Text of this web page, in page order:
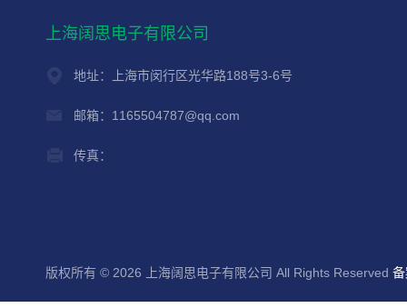
上海阔思电子有限公司
地址：上海市闵行区光华路188号3-6号
邮箱：1165504787@qq.com
传真：
版权所有 © 2026 上海阔思电子有限公司 All Rights Reserved